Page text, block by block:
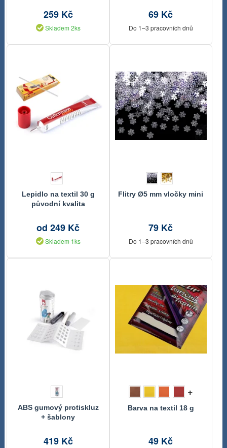
259 Kč
Skladem 2ks
69 Kč
Do 1–3 pracovních dnů
Lepidlo na textil 30 g
původní kvalita
od 249 Kč
Skladem 1ks
Flitry Ø5 mm vločky mini
79 Kč
Do 1–3 pracovních dnů
ABS gumový protiskluz
+ šablony
419 Kč
+
Barva na textil 18 g
49 Kč